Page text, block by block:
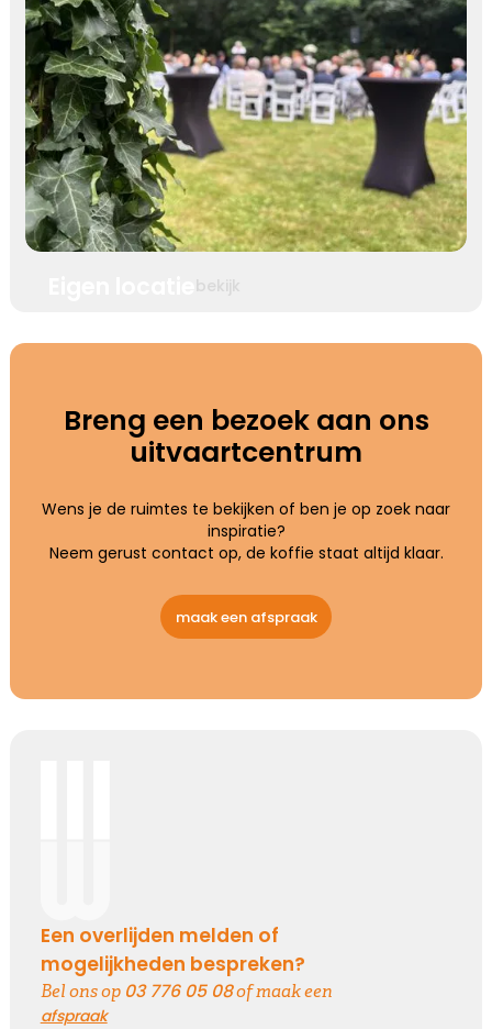
Breng een bezoek aan ons
uitvaartcentrum
Wens je de ruimtes te bekijken of ben je op zoek naar
inspiratie?
Neem gerust contact op, de koffie staat altijd klaar.
maak een afspraak
Een overlijden melden of
mogelijkheden bespreken?
Bel ons op 03 776 05 08of maak een
afspraak